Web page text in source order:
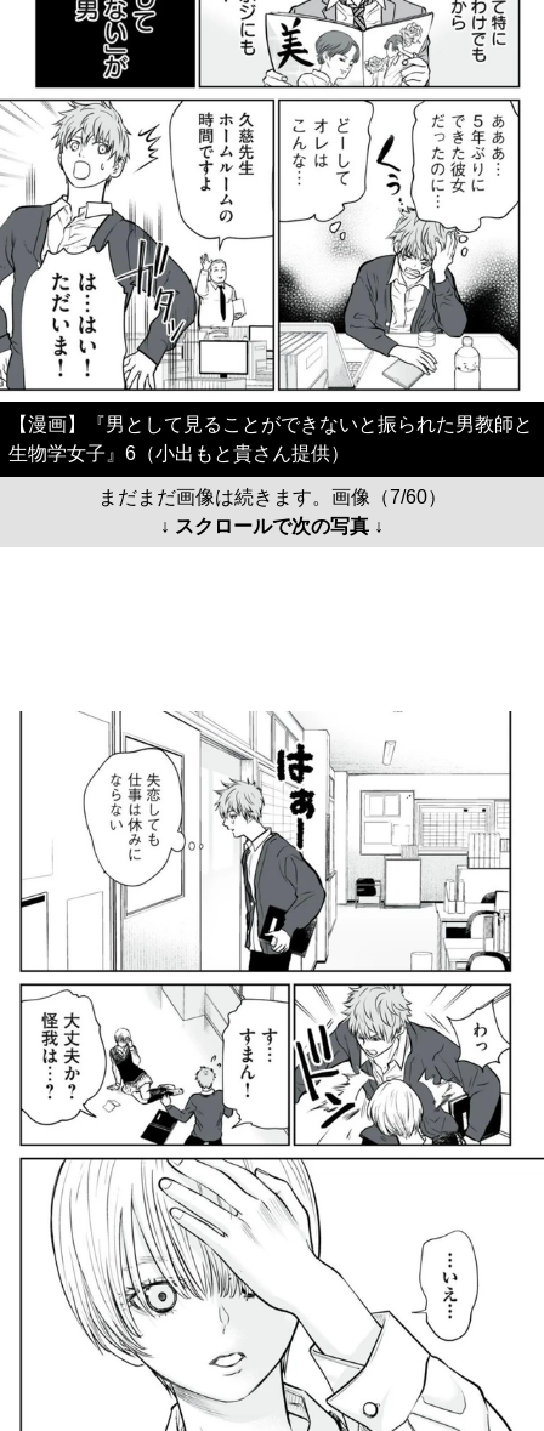
【漫画】『男として見ることができないと振られた男教師と
生物学女子』6（小出もと貴さん提供）
まだまだ画像は続きます。画像（7/60）
↓ スクロールで次の写真 ↓